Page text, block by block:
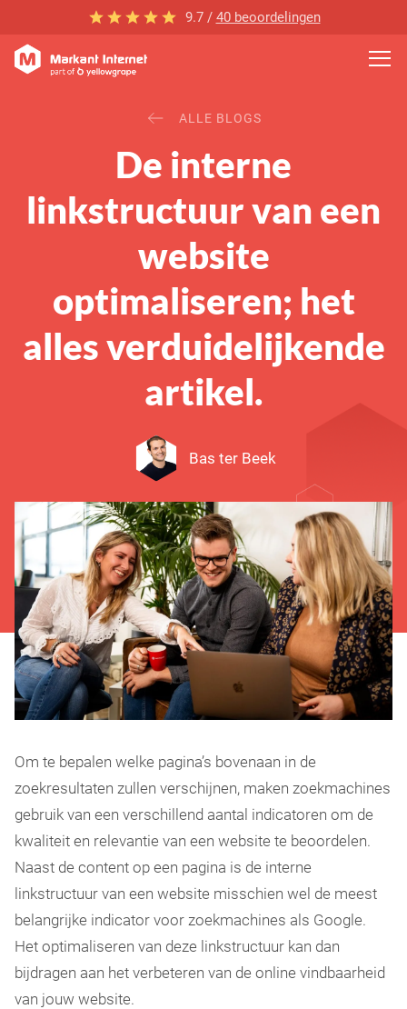
9.7 / 40 beoordelingen
ALLE BLOGS
De interne
linkstructuur van een
website
optimaliseren; het
alles verduidelijkende
artikel.
Bas ter Beek
Om te bepalen welke pagina’s bovenaan in de
zoekresultaten zullen verschijnen, maken zoekmachines
gebruik van een verschillend aantal indicatoren om de
kwaliteit en relevantie van een website te beoordelen.
Naast de content op een pagina is de interne
linkstructuur van een website misschien wel de meest
belangrijke indicator voor zoekmachines als Google.
Het optimaliseren van deze linkstructuur kan dan
bijdragen aan het verbeteren van de online vindbaarheid
van jouw website.